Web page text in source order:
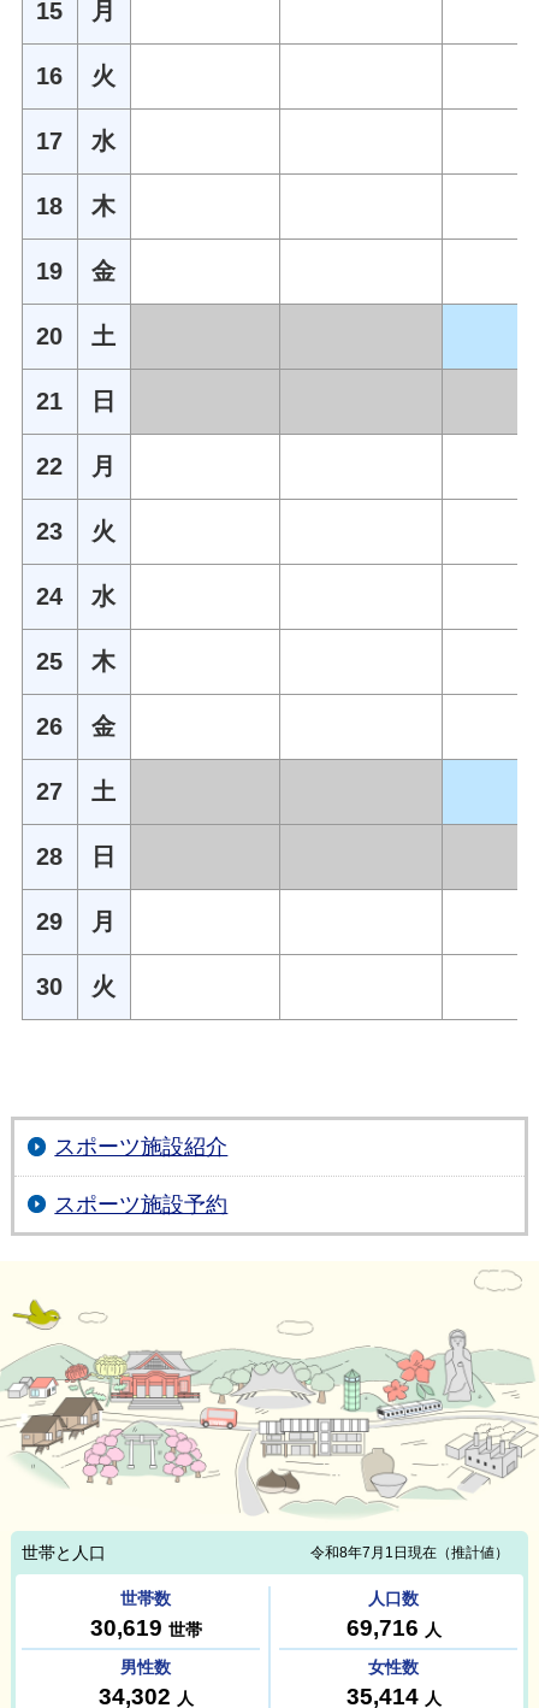
15 月
16 火
17 水
18 木
19 金
20 土
21 日
22 月
23 火
24 水
25 木
26 金
27 土
28 日
29 月
30 火
スポーツ施設紹介
スポーツ施設予約